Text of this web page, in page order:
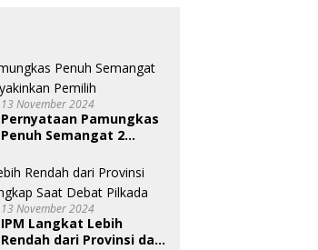
13 November 2024
Pernyataan Pamungkas
Penuh Semangat 2
Pemilih
13 November 2024
IPM Langkat Lebih
Rendah dari Provinsi dan